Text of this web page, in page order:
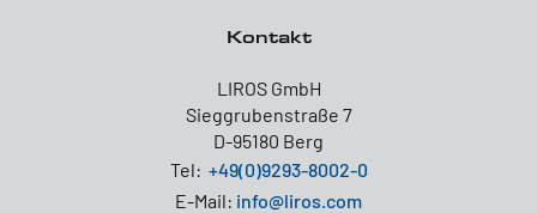
Kontakt
LIROS GmbH
Sieggrubenstraße 7
D-95180 Berg
Tel: +49(0)9293-8002-0
E-Mail: info@liros.com